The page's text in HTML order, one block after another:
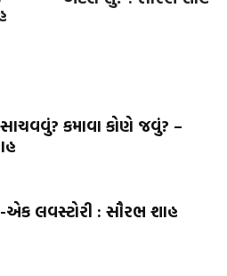
કમાવા કોણે જવું? –
એક લવસ્ટોરી : સૌરભ શાહ